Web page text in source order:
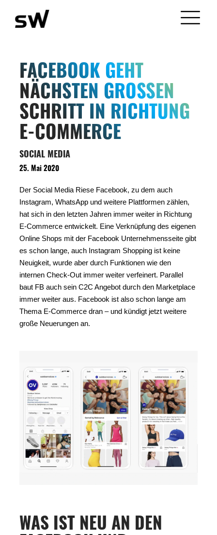
FACEBOOK GEHT
NÄCHSTEN GROSSEN S
CHRITT IN RICHTUNG E
-COMMERCE
SOCIAL MEDIA
25. Mai 2020
Der Social Media Riese Facebook, zu dem auch
Instagram, WhatsApp und weitere Plattformen zählen,
hat sich in den letzten Jahren immer weiter in Richtung
E-Commerce entwickelt. Eine Verknüpfung des eigenen
Online Shops mit der Facebook Unternehmensseite gibt
es schon lange, auch Instagram Shopping ist keine
Neuigkeit, wurde aber durch Funktionen wie den
internen Check-Out immer weiter verfeinert. Parallel
baut FB auch sein C2C Angebot durch den Marketplace
immer weiter aus. Facebook ist also schon lange am
Thema E-Commerce dran – und kündigt jetzt weitere
große Neuerungen an.
WAS IST NEU AN DEN